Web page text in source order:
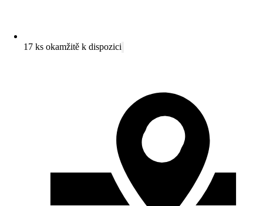
17 ks okamžitě k dispozici